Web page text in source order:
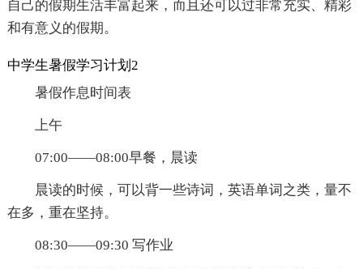
自己的假期生活丰富起来，而且还可以过非常充实、精彩
和有意义的假期。
中学生暑假学习计划2
暑假作息时间表
上午
07:00——08:00早餐，晨读
晨读的时候，可以背一些诗词，英语单词之类，量不
在多，重在坚持。
08:30——09:30 写作业